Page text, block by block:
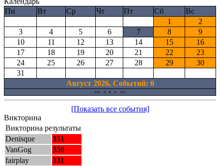
Пн
Вт Ср Чт Пт Сб
Вс
1
2
3
4 5 6 7 8
9
10
11 12 13 14 15
16
17
18 19 20 21 22
23
24
25 26 27 28 29
30
31
Август 2026, Cобытий: 0
<< < • > >>
[Показать все события]
Викторина
Викторина результаты
Denisque
351
VanGog
350
fairplay
331